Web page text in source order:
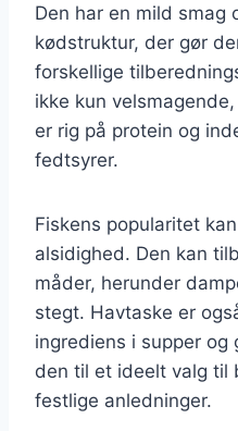
Den har en mild smag
kødstruktur, der gør
forskellige
ikke kun
er rig på protein og
fedtsyrer.
Fiskens popularitet
alsidighed. Den kan
måder, herunder
stegt. Havtaske er
ingrediens i supper og
den til et ideelt valg til
festlige anledninger.